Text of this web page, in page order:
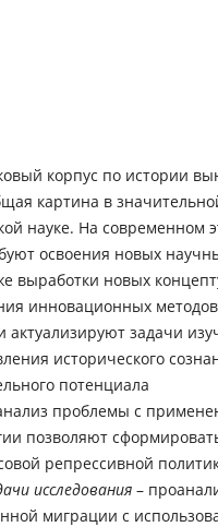
корпус по истории
картина в
науке. На современном
освоения новых
выработки новых
инновационных методов
задачи
исторического
потенциала
проблемы с
позволяют
репрессивной
исследования –
миграции с